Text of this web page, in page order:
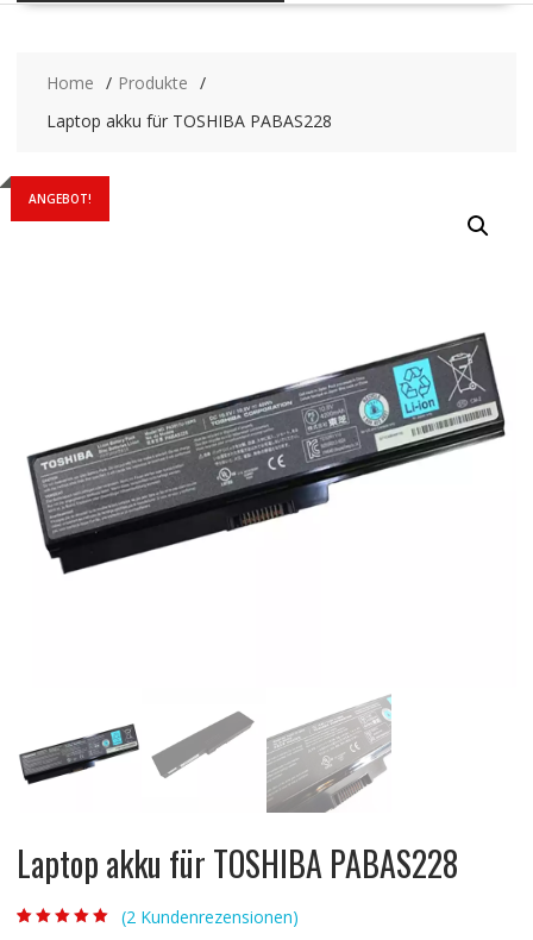
Home
Produkte
Laptop akku für TOSHIBA PABAS228
ANGEBOT!
Laptop akku für TOSHIBA PABAS228
(2 Kundenrezensionen)